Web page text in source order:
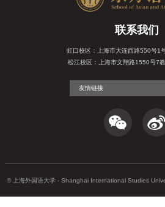
联系我们
虹口校区：上海市大连西路550号1
松江校区：上海市文翔路1550号7
友情链接
© 上海外国语大学 - Shanghai International Studies